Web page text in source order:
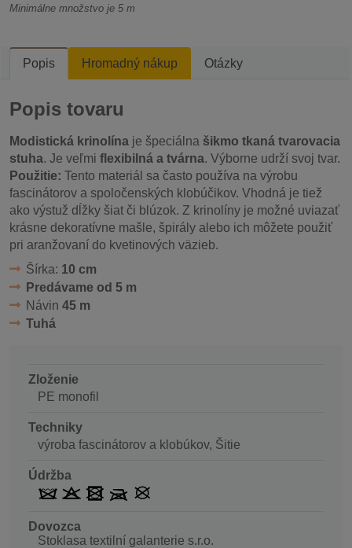
Minimálne množstvo je 5 m
Popis Hromadný nákup Otázky
Popis tovaru
Modistická krinolína je špeciálna šikmo tkaná tvarovacia
stuha. Je veľmi flexibilná a tvárna. Výborne udrží svoj tvar.
Použitie: Tento materiál sa často používa na výrobu
fascinátorov a spoločenských klobúčikov. Vhodná je tiež
ako výstuž dĺžky šiat či blúzok. Z krinolíny je možné uviazať
krásne dekoratívne mašle, špirály alebo ich môžete použiť
pri aranžovaní do kvetinových väzieb.
Šírka: 10 cm
Predávame od 5 m
Návin 45 m
Tuhá
Zloženie
PE monofil
Techniky
výroba fascinátorov a klobúkov, Šitie
Údržba
Dovozca
Stoklasa textilní galanterie s.r.o.